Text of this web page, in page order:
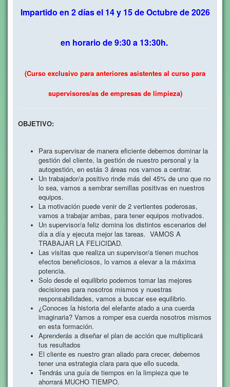
Impartido en 2 días el 14 y 15 de Octubre de 2026
en horario de 9:30 a 13:30h.
(Curso exclusivo para anteriores asistentes al curso para
supervisores/as de empresas de limpieza)
OBJETIVO:
Para supervisar de manera eficiente debemos dominar la
gestión del cliente, la gestión de nuestro personal y la
autogestión, en estás 3 áreas nos vamos a centrar.
Un trabajador/a positivo rinde más del 45% de uno que no
lo sea, vamos a sembrar semillas positivas en nuestros
equipos.
La motivación puede venir de 2 vertientes poderosas,
vamos a trabajar ambas, para tener equipos motivados.
Un supervisor/a feliz domina los distintos escenarios del
día a día y ejecuta mejor las tareas. VAMOS A
TRABAJAR LA FELICIDAD.
Las visitas que realiza un supervisor/a tienen muchos
efectos beneficiosos, lo vamos a elevar a la máxima
potencia.
Solo desde el equilibrio podemos tomar las mejores
decisiones para nosotros mismos y nuestras
responsabilidades, vamos a buscar ese equilibrio.
¿Conoces la historia del elefante atado a una cuerda
imaginaria? Vamos a romper esa cuerda nosotros mismos
en esta formación.
Aprenderás a diseñar el plan de acción que multiplicará
tus resultados
El cliente es nuestro gran aliado para crecer, debemos
tener una estrategia clara para que ello suceda.
Tendrás una guía de tiempos en la limpieza que te
ahorrará MUCHO TIEMPO.